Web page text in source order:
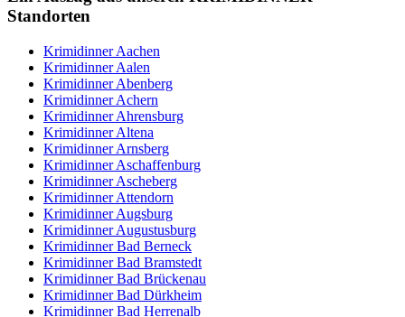
Standorten
Krimidinner Aachen
Krimidinner Aalen
Krimidinner Abenberg
Krimidinner Achern
Krimidinner Ahrensburg
Krimidinner Altena
Krimidinner Arnsberg
Krimidinner Aschaffenburg
Krimidinner Ascheberg
Krimidinner Attendorn
Krimidinner Augsburg
Krimidinner Augustusburg
Krimidinner Bad Berneck
Krimidinner Bad Bramstedt
Krimidinner Bad Brückenau
Krimidinner Bad Dürkheim
Krimidinner Bad Herrenalb